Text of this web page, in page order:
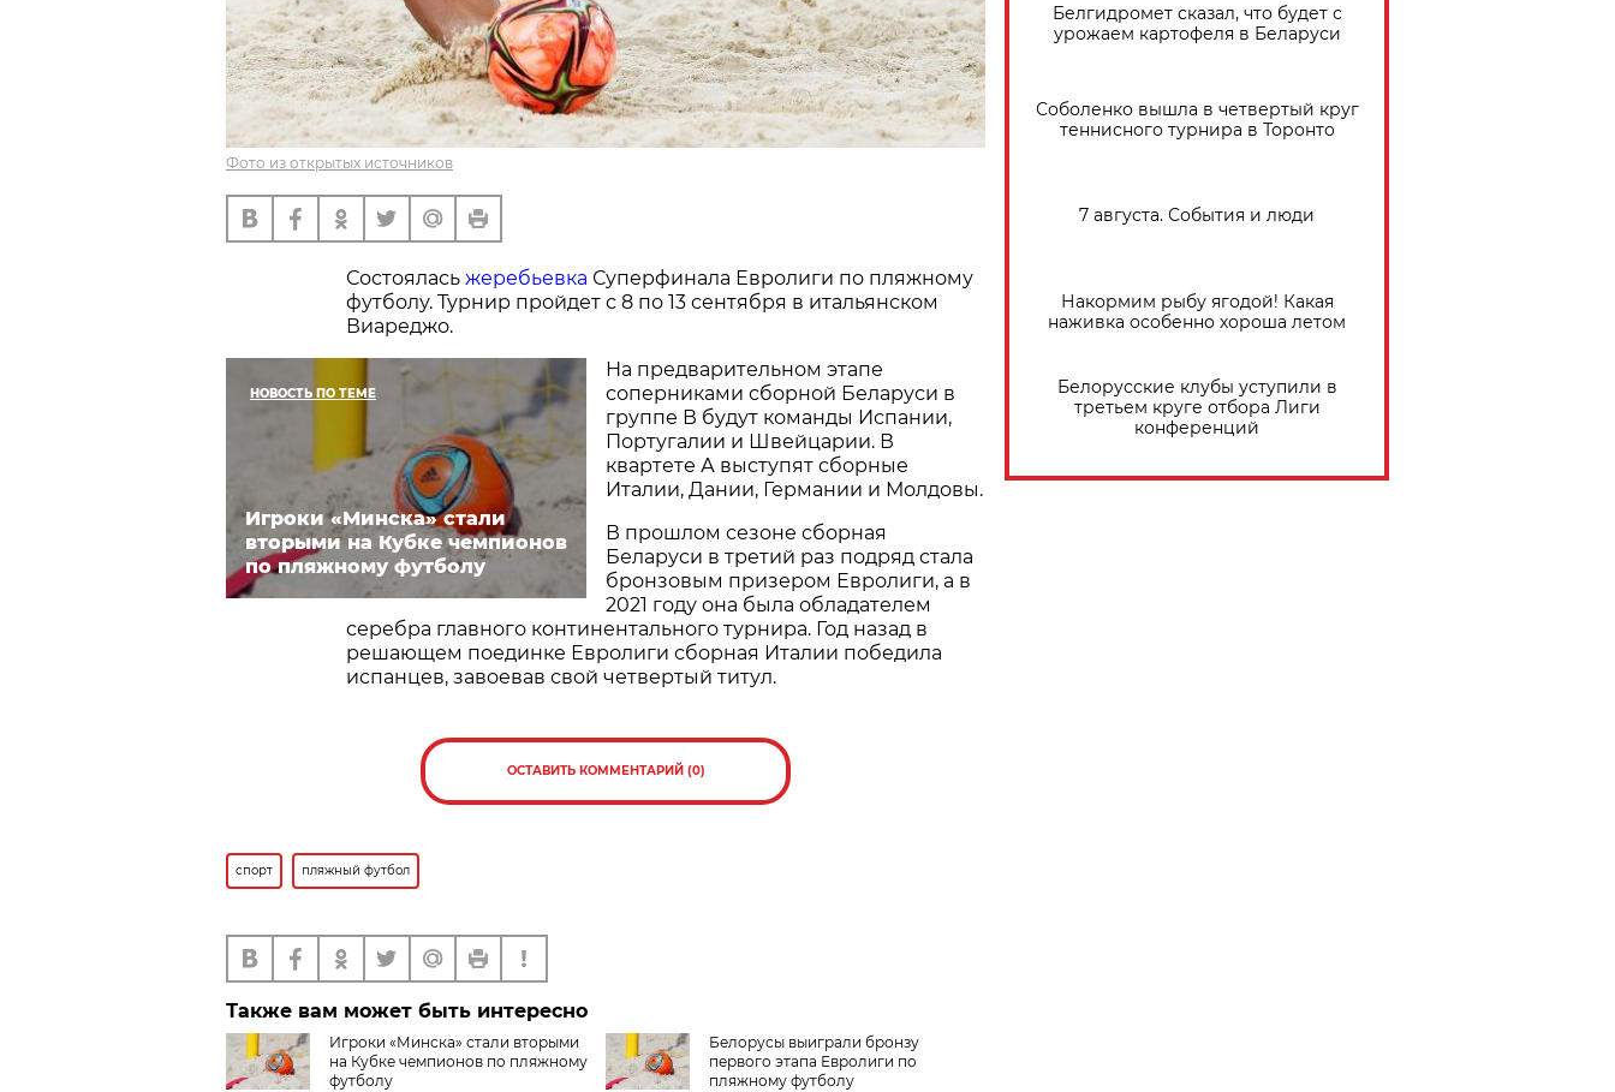
Фото из открытых источников
Состоялась жеребьевка Суперфинала Евролиги по пляжному
футболу. Турнир пройдет с 8 по 13 сентября в итальянском
Виареджо.
НОВОСТЬ ПО ТЕМЕ
Игроки «Минска» стали
вторыми на Кубке чемпионов
по пляжному футболу
На предварительном этапе
соперниками сборной Беларуси в
группе В будут команды Испании,
Португалии и Швейцарии. В
квартете А выступят сборные
Италии, Дании, Германии и Молдовы.
В прошлом сезоне сборная
Беларуси в третий раз подряд стала
бронзовым призером Евролиги, а в
2021 году она была обладателем
серебра главного континентального турнира. Год назад в
решающем поединке Евролиги сборная Италии победила
испанцев, завоевав свой четвертый титул.
ОСТАВИТЬ КОММЕНТАРИЙ (0)
спорт пляжный футбол
Также вам может быть интересно
Игроки «Минска» стали вторыми
на Кубке чемпионов по пляжному
футболу
Белорусы выиграли бронзу
первого этапа Евролиги по
пляжному футболу
Белгидромет сказал, что будет с
урожаем картофеля в Беларуси
Соболенко вышла в четвертый круг
теннисного турнира в Торонто
7 августа. События и люди
Накормим рыбу ягодой! Какая
наживка особенно хороша летом
Белорусские клубы уступили в
третьем круге отбора Лиги
конференций